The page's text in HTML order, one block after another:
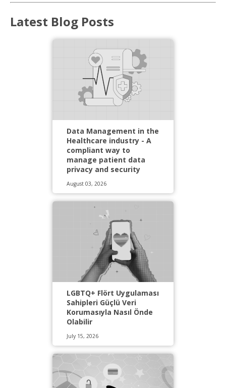
Latest Blog Posts
Data Management in the
Healthcare industry - A
compliant way to
manage patient data
privacy and security
August 03, 2026
LGBTQ+ Flört Uygulaması
Sahipleri Güçlü Veri
Korumasıyla Nasıl Önde
Olabilir
July 15, 2026